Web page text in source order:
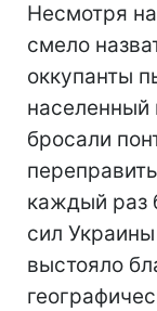
Несмотря
смело
оккупанты
населенный
бросали
каждый раз
сил
выстояло